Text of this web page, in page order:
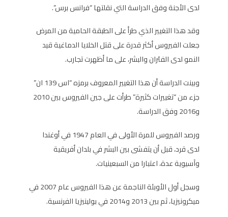
لدى الأجنة وفق الدراسة التي نقلتها “فرانس برس”.
وقد هذا التغيير الذي طرأ على الطبقة الحامية من المرض
جعلت الفيروس أكثر قدرة على قتل الخلايا الدماغية قيد
النمو لدى الفئران والبشر، على ما أظهرت تجارب.
وبينت الدراسة أن هذا التغيير المعروف برمزه “اس 139 ان”
جزء من “تغييرات كثيرة” طرأت على جين الفيروس بين 2010
و2016 وفق الدراسة.
ورصد الفيروس للمرة الأولى في العام 1947 في أوغندا
لدى قرد، قبل أن يتفشى بين البشر في بلدان أفريقية
وآسيوية عدة، اعتبارا من السبعينيات.
وسجل أول الأوبئة الناجمة عن هذا الفيروس عام 2007 في
ميكرونيزيا، ثم بين 2013 و2014 في بولينيزيا الفرنسية.